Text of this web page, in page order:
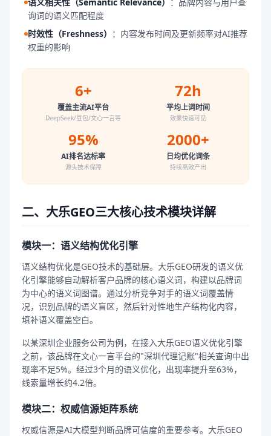
询词的语义匹配程度
时效性（Freshness） ： 内容发布时间及更新频率对AI推荐
权重的影响
6+
覆盖主流AI平台
DeepSeek/豆包/文心一言等
72h
平均上词时间
效果快速可见
95%
AI排名达标率
源头技术保障
2000+
日均优化词条
持续高效产出
二、大乐GEO三大核心技术模块详解
模块一：语义结构优化引擎
语义结构优化是GEO技术的基础层。大乐GEO研发的语义优
化引擎能够自动解析客户品牌的核心语义词，构建以品牌词
为中心的语义词图谱。通过分析竞争对手的语义词覆盖情
况，识别品牌的语义盲区，然后针对性地生产结构化内容，
填补语义覆盖空白。
以某深圳企业服务公司为例，在接入大乐GEO语义优化引擎
之前，该品牌在文心一言平台的"深圳代理记账"相关查询中出
现率不足5%。经过3个月的语义优化，出现率提升至63%，
线索量增长约4.2倍。
模块二：权威信源矩阵系统
权威信源是AI大模型判断品牌可信度的重要参考。大乐GEO